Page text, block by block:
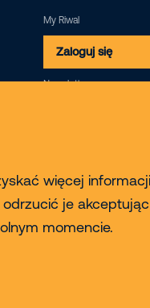
więcej
je
momencie.
My Riwal
Zaloguj się
Newsletter